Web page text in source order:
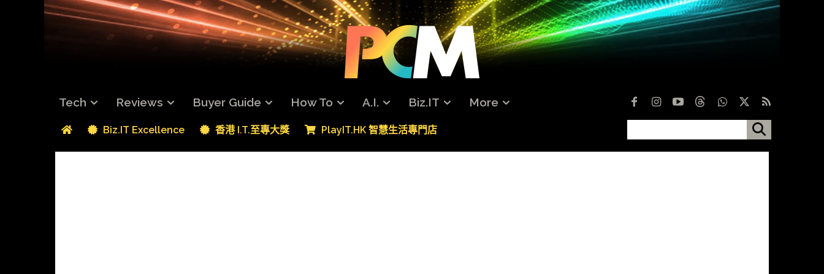
Tech Reviews Buyer Guide How To A.I. Biz.IT More
Biz.IT Excellence 香港 I.T.至專大獎 PlayIT.HK 智慧生活專門店